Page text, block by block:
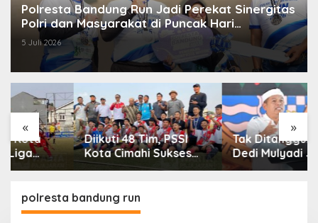
Polresta Bandung Run Jadi Perekat Sinergitas
Polri dan Masyarakat di Puncak Hari
Bhayangkara ke-80
5 Juli 2026
« »
Diikuti 48 Tim, PSSI
Kota Cimahi Sukses
Gelar Piala Soeratin
Tak Ditanggung BPJS,
Dedi Mulyadi Jamin
Biaya RS Korban
polresta bandung run